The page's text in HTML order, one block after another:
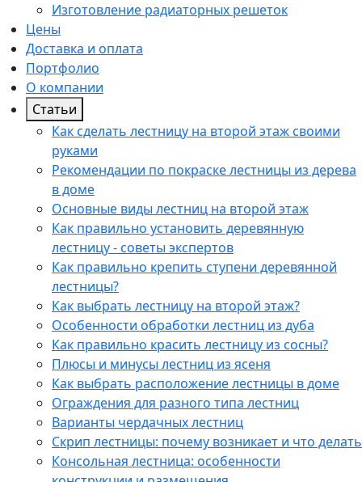
Изготовление радиаторных решеток
Цены
Доставка и оплата
Портфолио
О компании
Статьи
Как сделать лестницу на второй этаж своими
руками
Рекомендации по покраске лестницы из дерева
в доме
Основные виды лестниц на второй этаж
Как правильно установить деревянную
лестницу - советы экспертов
Как правильно крепить ступени деревянной
лестницы?
Как выбрать лестницу на второй этаж?
Особенности обработки лестниц из дуба
Как правильно красить лестницу из сосны?
Плюсы и минусы лестниц из ясеня
Как выбрать расположение лестницы в доме
Ограждения для разного типа лестниц
Варианты чердачных лестниц
Cкрип лестницы: почему возникает и что делать
Консольная лестница: особенности